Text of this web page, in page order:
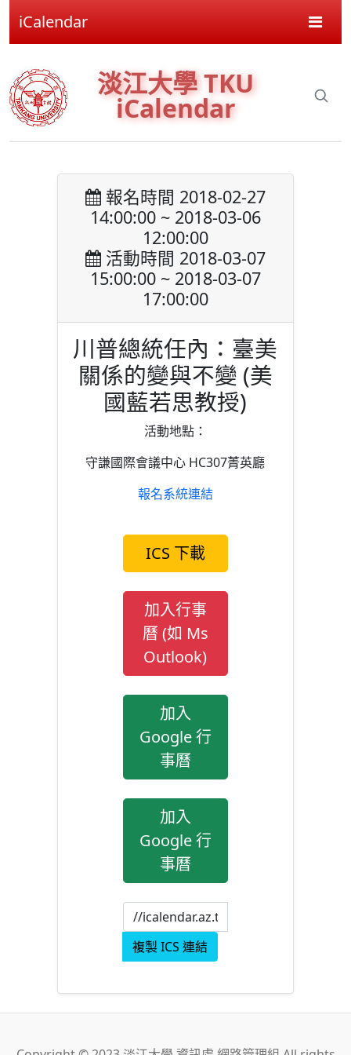
iCalendar
淡江大學 TKU
iCalendar
報名時間 2018-02-27
14:00:00 ~ 2018-03-06
12:00:00
活動時間 2018-03-07
15:00:00 ~ 2018-03-07
17:00:00
川普總統任內：臺美
關係的變與不變 (美
國藍若思教授)
活動地點：
守謙國際會議中心 HC307菁英廳
報名系統連結
ICS 下載
加入行事
曆 (如 Ms
Outlook)
加入
Google 行
事曆
加入
Google 行
事曆
複製 ICS 連結